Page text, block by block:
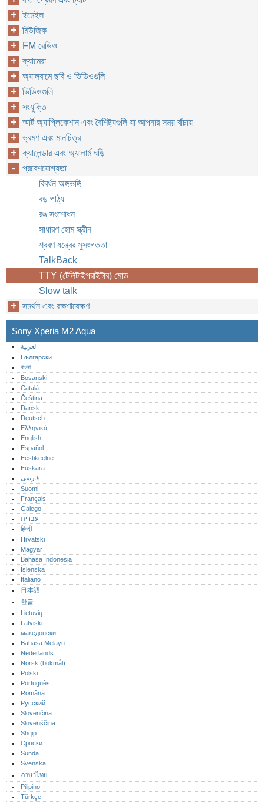
ইমেইল
মিউজিক
FM রেডিও
ক্যামেরা
অ্যালবামে ছবি ও ভিডিওগুলি
ভিডিওগুলি
সংযুক্তি
স্মার্ট অ্যাপ্লিকেশান এবং বৈশিষ্ট্যগুলি যা আপনার সময় বাঁচায়
ভ্রমণ এবং মানচিত্র
ক্যালেন্ডার এবং অ্যালার্ম ঘড়ি
প্রবেশযোগ্যতা
বিবর্ধন অঙ্গভঙ্গি
বড় পাঠ্য
রঙ সংশোধন
সাধারণ হোম স্ক্রীন
শ্রবণ যন্ত্রের সুসংগততা
TalkBack
TTY (টেলিটাইপরাইটার) মোড
Slow talk
সমর্থন এবং রক্ষণাবেক্ষণ
Sony Xperia M2 Aqua
العربية
Български
বাংলা
Bosanski
Català
Čeština
Dansk
Deutsch
Ελληνικά
English
Español
Eestikeelne
Euskara
فارسی
Suomi
Français
Galego
עברית
हिन्दी
Hrvatski
Magyar
Bahasa Indonesia
Íslenska
Italiano
日本語
한글
Lietuvių
Latviski
македонски
Bahasa Melayu
Nederlands
Norsk (bokmål)‎
Polski
Português‎
Română
Русский
Slovenčina
Slovenščina
Shqip
Српски
Sunda
Svenska
ภาษาไทย
Pilipino
Türkçe